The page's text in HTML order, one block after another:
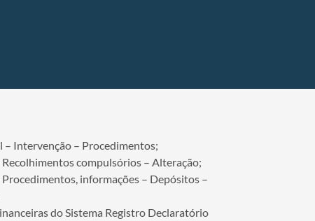
Intervenção – Procedimentos;
compulsórios – Alteração;
informações – Depósitos –
do Sistema Registro Declaratório